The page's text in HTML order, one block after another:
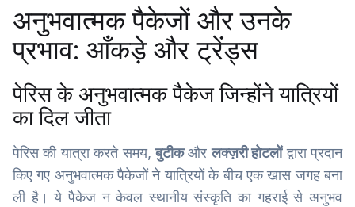
अनुभवात्मक पैकेजों और उनके
प्रभाव: आँकड़े और ट्रेंड्स
पेरिस के अनुभवात्मक पैकेज जिन्होंने यात्रियों
का दिल जीता
पेरिस की यात्रा करते समय,बुटीकऔरलक्ज़री होटलोंद्वारा प्रदान
किए गए अनुभवात्मक पैकेजों ने यात्रियों के बीच एक खास जगह बना
ली है। ये पैकेज न केवल स्थानीय संस्कृति का गहराई से अनुभव